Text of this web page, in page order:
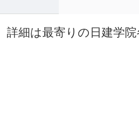
細は最寄りの日建学院